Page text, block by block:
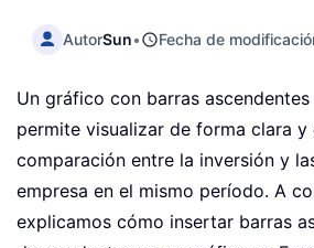
AutorSun• Fecha de
Un gráfico con barras
permite visualizar de forma clara y
comparación entre la inversión y
empresa en el mismo período. A
explicamos cómo insertar barras